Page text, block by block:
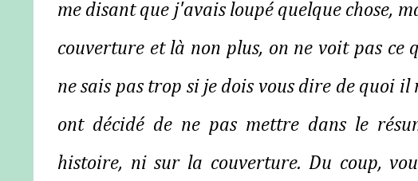
me disant que j'avais loupé quelque chose,
couverture et là non plus, on ne voit pas ce
ne sais pas trop si je dois vous dire de quoi
ont décidé de ne pas mettre dans le
histoire, ni sur la couverture. Du coup,